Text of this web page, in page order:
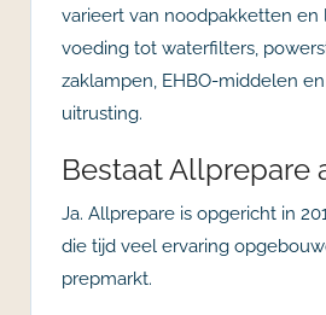
varieert van noodpakketten en
voeding tot waterfilters,
zaklampen, EHBO-middelen
uitrusting.
Bestaat Allprepare
Ja. Allprepare is opgericht in
die tijd veel ervaring
prepmarkt.